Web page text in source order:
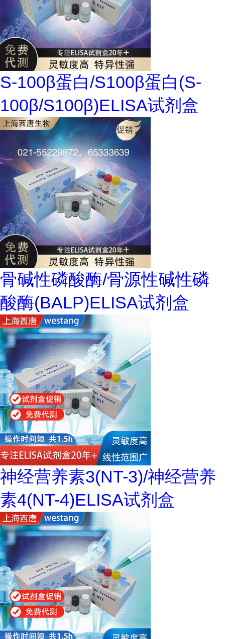
S-100β蛋白/S100β蛋白(S-
100β/S100β)ELISA试剂盒
骨碱性磷酸酶/骨源性碱性磷
酸酶(BALP)ELISA试剂盒
神经营养素3(NT-3)/神经营养
素4(NT-4)ELISA试剂盒